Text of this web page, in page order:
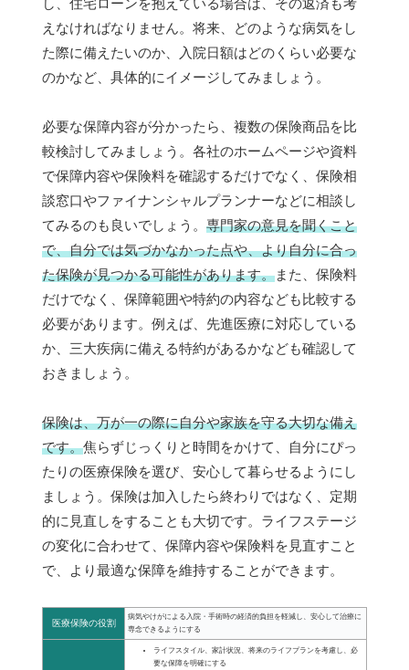
し、住宅ローンを抱えている場合は、その返済も考
えなければなりません。将来、どのような病気をし
た際に備えたいのか、入院日額はどのくらい必要な
のかなど、具体的にイメージしてみましょう。
必要な保障内容が分かったら、複数の保険商品を比
較検討してみましょう。各社のホームページや資料
で保障内容や保険料を確認するだけでなく、保険相
談窓口やファイナンシャルプランナーなどに相談し
てみるのも良いでしょう。 専門家の意見を聞くこと
で、自分では気づかなかった点や、より自分に合っ
た保険が見つかる可能性があります。また、保険料
だけでなく、保障範囲や特約の内容なども比較する
必要があります。例えば、先進医療に対応している
か、三大疾病に備える特約があるかなども確認して
おきましょう。
保険は、万が一の際に自分や家族を守る大切な備え
です。焦らずじっくりと時間をかけて、自分にぴっ
たりの医療保険を選び、安心して暮らせるようにし
ましょう。保険は加入したら終わりではなく、定期
的に見直しをすることも大切です。ライフステージ
の変化に合わせて、保障内容や保険料を見直すこと
で、より最適な保障を維持することができます。
医療保険の役割
病気やけがによる入院・手術時の経済的負担を軽減し、安心して治療に
専念できるようにする
ライフスタイル、家計状況、将来のライフプランを考慮し、必
要な保障を明確にする